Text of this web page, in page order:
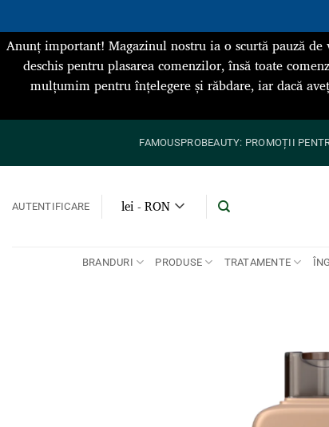
Anunț important! Magazinul nostru ia o scurtă pauză
deschis pentru plasarea comenzilor, însă toate
mulțumim pentru înțelegere și răbdare, iar dacă
content
FAMOUSPROBEAUTY: PROMOȚII
AUTENTIFICARE lei - RON
BRANDURI PRODUSE TRATAMENTE